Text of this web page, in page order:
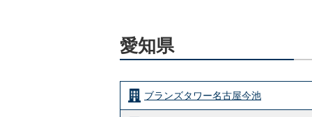
愛知県
ブランズタワー名古屋今池